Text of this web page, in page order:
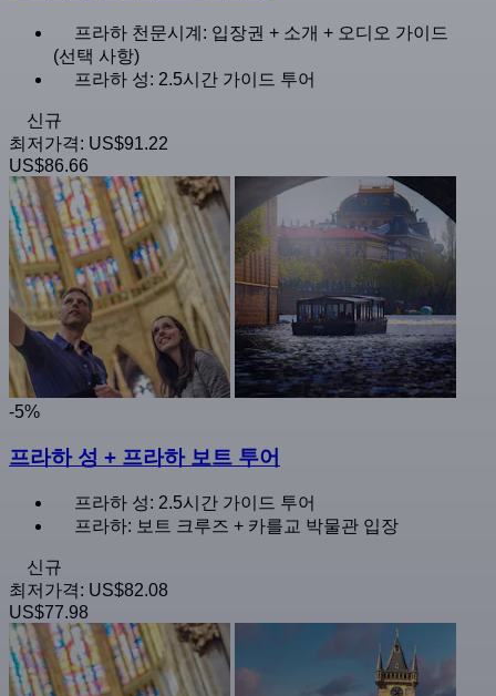
프라하 천문시계: 입장권 + 소개 + 오디오 가이드
(선택 사항)
프라하 성: 2.5시간 가이드 투어
신규
최저가격: US$91.22
US$86.66
-5%
프라하 성 + 프라하 보트 투어
프라하 성: 2.5시간 가이드 투어
프라하: 보트 크루즈 + 카를교 박물관 입장
신규
최저가격: US$82.08
US$77.98